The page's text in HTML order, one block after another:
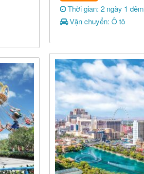
Thời gian: 2 ngày 1 đêm
Vận chuyển: Ô tô